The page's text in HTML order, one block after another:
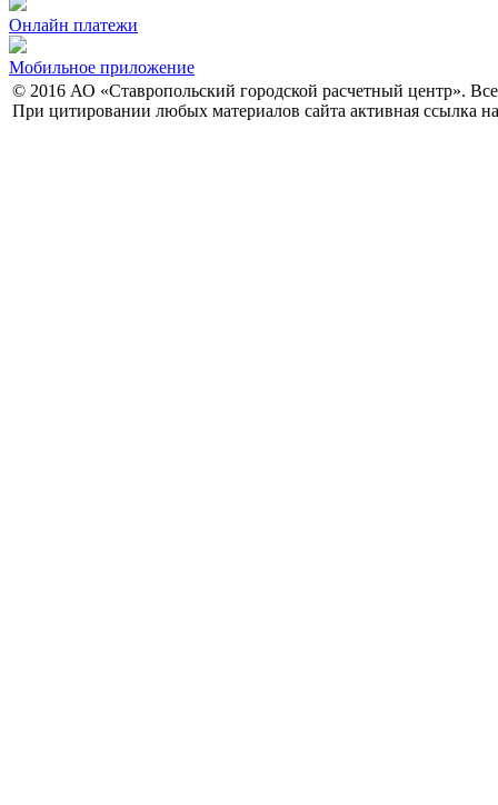
Онлайн платежи
Мобильное приложение
© 2016 АО «Ставропольский городской расчетный центр».
При цитировании любых материалов сайта активная ссылка